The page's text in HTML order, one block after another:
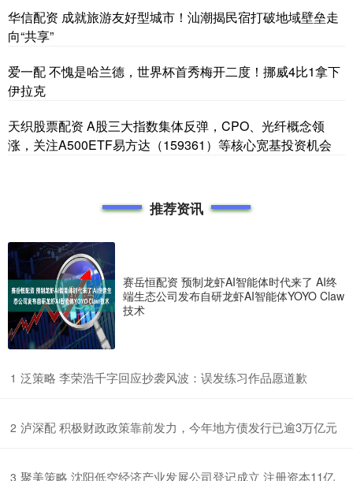
华信配资 成就旅游友好型城市！汕潮揭民宿打破地域壁垒走
向“共享”
爱一配 不愧是哈兰德，世界杯首秀梅开二度！挪威4比1拿下
伊拉克
天织股票配资 A股三大指数集体反弹，CPO、光纤概念领
涨，关注A500ETF易方达（159361）等核心宽基投资机会
推荐资讯
赛岳恒配资 预制龙虾AI智能体时代来了 AI终
端生态公司发布自研龙虾AI智能体YOYO Claw
技术
1 ​泛策略 李荣浩千字回应抄袭风波：误发练习作品愿道歉
2 ​泸深配 积极财政政策靠前发力，今年地方债发行已逾3万亿元
3 ​聚美策略 沈阳低空经济产业发展公司登记成立 注册资本11亿